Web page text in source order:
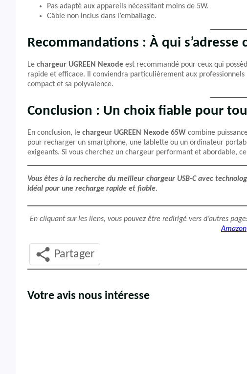
Pas adapté aux appareils nécessitant moins de 5W.
Câble non inclus dans l’emballage.
Recommandations : À qui s’adresse
Le chargeur UGREEN Nexode est recommandé pour ceux qui
rapide et efficace. Il conviendra particulièrement aux
compact et sa polyvalence.
Conclusion : Un choix fiable pour
En conclusion, le chargeur UGREEN Nexode 65W combine
pour recharger un smartphone, une tablette ou un ordinateur
exigeants. Si vous cherchez un chargeur performant et abordable,
Vous êtes à la recherche du meilleur chargeur USB-C avec
idéal pour une recharge rapide et fiable.
En cliquant sur les liens, vous pouvez être redirigé vers d’autres
Amazon
Partager
Votre avis nous intéresse